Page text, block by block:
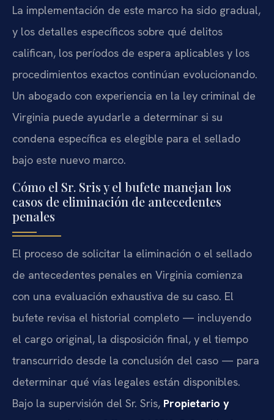
La implementación de este marco ha sido gradual,
y los detalles específicos sobre qué delitos
califican, los períodos de espera aplicables y los
procedimientos exactos continúan evolucionando.
Un abogado con experiencia en la ley criminal de
Virginia puede ayudarle a determinar si su
condena específica es elegible para el sellado
bajo este nuevo marco.
Cómo el Sr. Sris y el bufete manejan los
casos de eliminación de antecedentes
penales
El proceso de solicitar la eliminación o el sellado
de antecedentes penales en Virginia comienza
con una evaluación exhaustiva de su caso. El
bufete revisa el historial completo — incluyendo
el cargo original, la disposición final, y el tiempo
transcurrido desde la conclusión del caso — para
determinar qué vías legales están disponibles.
Bajo la supervisión del Sr. Sris, Propietario y